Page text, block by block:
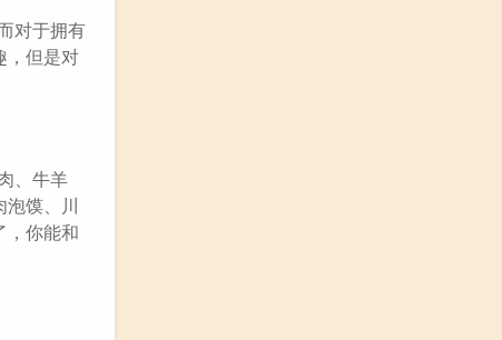
对于拥有
，但是对
、牛羊
泡馍、川
，你能和